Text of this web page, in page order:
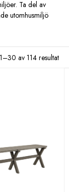
Ta del av
utomhusmiljö
av 114 resultat